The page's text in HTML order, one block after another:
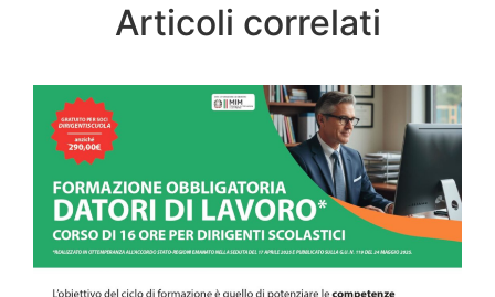
Articoli correlati